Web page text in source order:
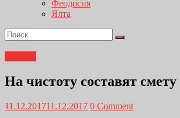
Феодосия
Ялта
На чистоту составят смету
11.12.201711.12.2017 0 Comment